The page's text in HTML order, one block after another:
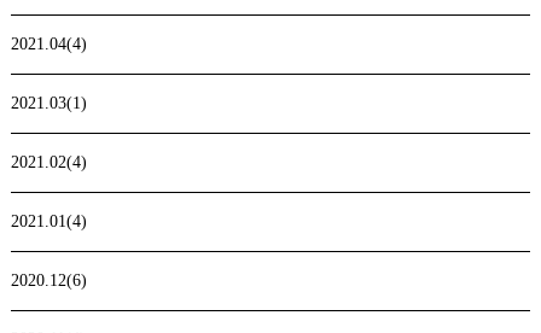
2021.04(4)
2021.03(1)
2021.02(4)
2021.01(4)
2020.12(6)